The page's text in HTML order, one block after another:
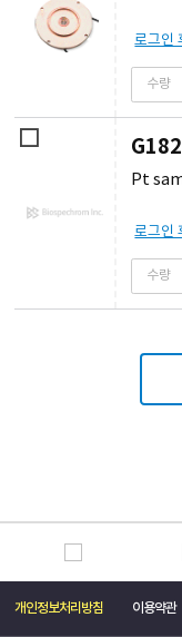
로그인
Pt
로그인
개인정보처리방침 이용약관